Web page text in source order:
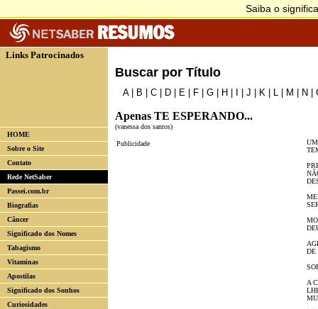
Links Patrocinados
HOME
Sobre o Site
Contato
Rede NetSaber
Passei.com.br
Biografias
Câncer
Significado dos Nomes
Tabagismo
Vitaminas
Apostilas
Significado dos Sonhos
Curiosidades
Buscar por Título
A| B C D E F G H J K L M N
Apenas TE ESPERANDO...
(vanessa dos santos)
Publicidade
DE
A